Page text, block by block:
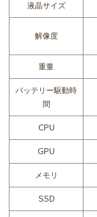
液晶サイズ
解像度
重量
バッテリー駆動時
間
CPU
GPU
メモリ
SSD